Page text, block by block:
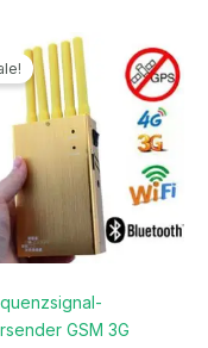
GSM 3G
Ursprünglicher
Preis
war:
399,99€
Preis
189,99€.